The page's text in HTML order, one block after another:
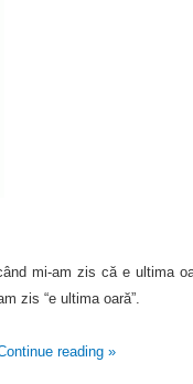
mi-am zis că e ultima
zis “e ultima oară”.
reading »